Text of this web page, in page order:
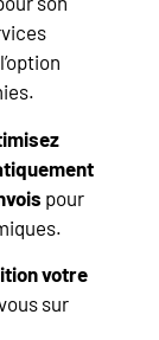
pour
votre
sur